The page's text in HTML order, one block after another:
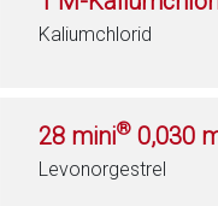
Kaliumchlorid
28 mini® 0,030
Levonorgestrel